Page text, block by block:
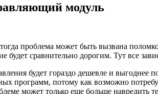
модуль
проблема может быть вызвана
будет сравнительно дорогим. Тут все
будет гораздо дешевле и
программ, потому как возможно
может только еще больше навредить